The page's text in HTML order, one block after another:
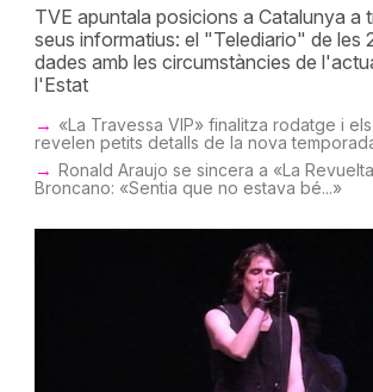
TVE apuntala posicions a Catalunya a
seus informatius: el "Telediario" de les
dades amb les circumstàncies de
l'Estat
«La Travessa VIP» finalitza rodatge i
revelen petits detalls de la nova
Ronald Araujo se sincera a «La
Broncano: «Sentia que no estava bé...»